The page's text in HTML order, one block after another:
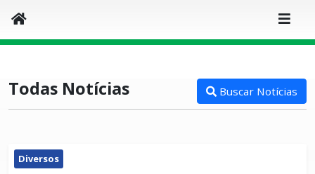
Todas Notícias Buscar Notícias
Diversos